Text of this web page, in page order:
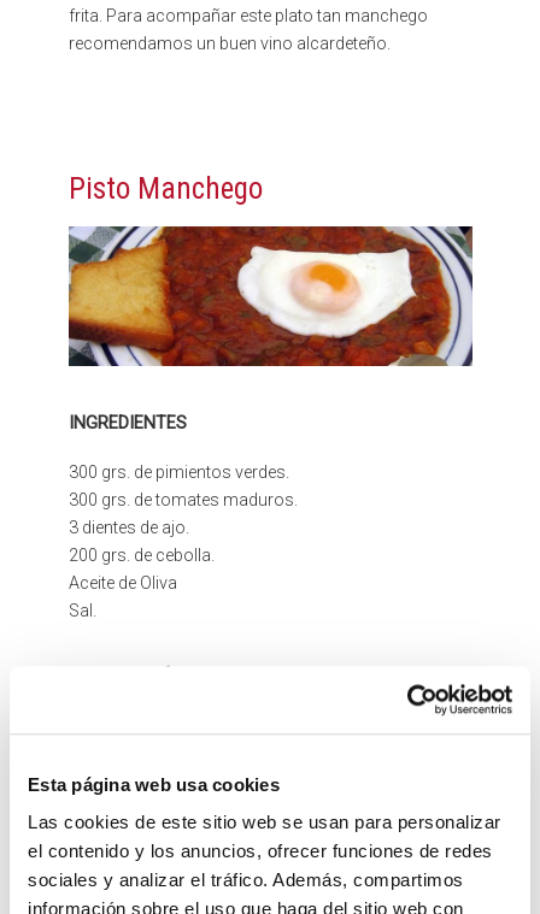
Esta página web usa cookies
Las cookies de este sitio web se usan para personalizar
el contenido y los anuncios, ofrecer funciones de redes
sociales y analizar el tráfico. Además, compartimos
información sobre el uso que haga del sitio web con
frita. Para acompañar este plato tan manchego
recomendamos un buen vino alcardeteño.
Pisto Manchego
INGREDIENTES
300 grs. de pimientos verdes.
300 grs. de tomates maduros.
3 dientes de ajo.
200 grs. de cebolla.
Aceite de Oliva
Sal.
(o un poco grandes, dependiendo del gusto de cada
En una fuente de barro o en una sartén se pone aceite
de oliva. Cuando esté hirviendo añadimos los ajos y